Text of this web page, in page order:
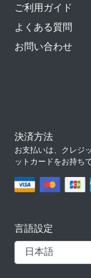
ご利用ガイド
よくある質問
お問い合わせ
決済方法
お支払いは、クレジ
ットカードをお持ち
言語設定